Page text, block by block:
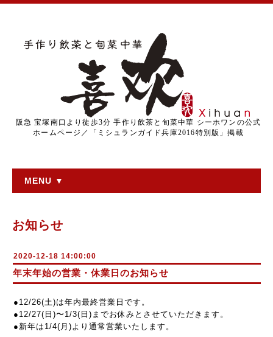
阪急 宝塚南口より徒歩3分 手作り飲茶と旬菜中華 シーホワンの公式
ホームページ／「ミシュランガイド兵庫2016特別版」掲載
MENU ▼
お知らせ
2020-12-18 14:00:00
年末年始の営業・休業日のお知らせ
●12/26(土)は年内最終営業日です。
●12/27(日)〜1/3(日)までお休みとさせていただきます。
●新年は 1/4( 月 )より通常営業いたします 。